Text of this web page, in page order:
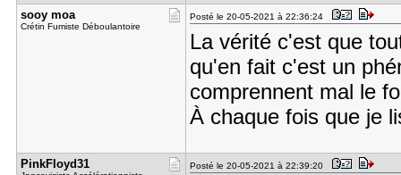
sooy moa
Crétin Fumiste Déboulantoire
Posté le 20-05-2021 à 22:36:24
La vérité c'est que
qu'en fait c'est un
comprennent mal le
À chaque fois que je
PinkFloyd3​1 Posté le 20-05-2021 à 22:39:20